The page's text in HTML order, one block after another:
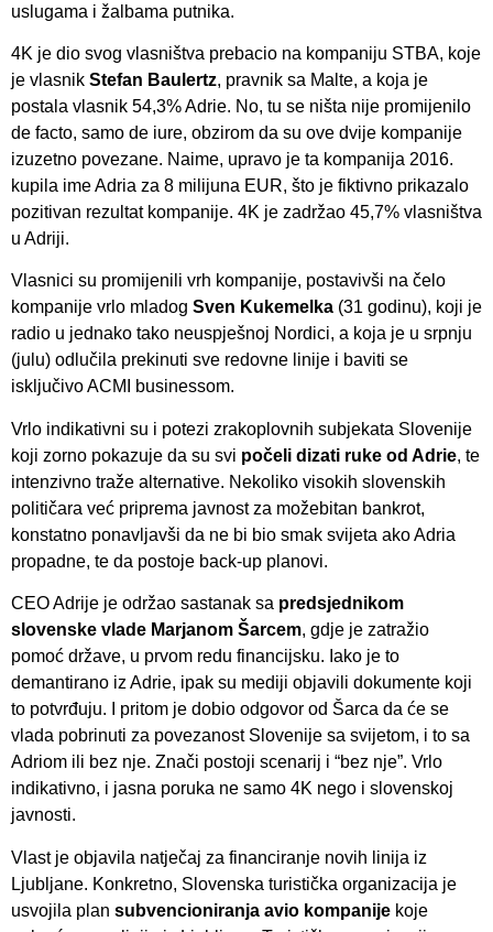
uslugama i žalbama putnika.
4K je dio svog vlasništva prebacio na kompaniju STBA, koje
je vlasnik Stefan Baulertz, pravnik sa Malte, a koja je
postala vlasnik 54,3% Adrie. No, tu se ništa nije promijenilo
de facto, samo de iure, obzirom da su ove dvije kompanije
izuzetno povezane. Naime, upravo je ta kompanija 2016.
kupila ime Adria za 8 milijuna EUR, što je fiktivno prikazalo
pozitivan rezultat kompanije. 4K je zadržao 45,7% vlasništva
u Adriji.
Vlasnici su promijenili vrh kompanije, postavivši na čelo
kompanije vrlo mladog Sven Kukemelka (31 godinu), koji je
radio u jednako tako neuspješnoj Nordici, a koja je u srpnju
(julu) odlučila prekinuti sve redovne linije i baviti se
isključivo ACMI businessom.
Vrlo indikativni su i potezi zrakoplovnih subjekata Slovenije
koji zorno pokazuje da su svi počeli dizati ruke od Adrie, te
intenzivno traže alternative. Nekoliko visokih slovenskih
političara već priprema javnost za možebitan bankrot,
konstatno ponavljavši da ne bi bio smak svijeta ako Adria
propadne, te da postoje back-up planovi.
CEO Adrije je održao sastanak sa predsjednikom
slovenske vlade Marjanom Šarcem, gdje je zatražio
pomoć države, u prvom redu financijsku. Iako je to
demantirano iz Adrie, ipak su mediji objavili dokumente koji
to potvrđuju. I pritom je dobio odgovor od Šarca da će se
vlada pobrinuti za povezanost Slovenije sa svijetom, i to sa
Adriom ili bez nje. Znači postoji scenarij i “bez nje”. Vrlo
indikativno, i jasna poruka ne samo 4K nego i slovenskoj
javnosti.
Vlast je objavila natječaj za financiranje novih linija iz
Ljubljane. Konkretno, Slovenska turistička organizacija je
usvojila plan subvencioniranja avio kompanije koje